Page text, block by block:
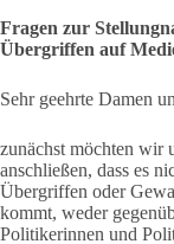
Fragen zur
Übergriffen auf
Sehr geehrte Damen
zunächst möchten wir
anschließen, dass es
Übergriffen oder
kommt, weder
Politikerinnen und